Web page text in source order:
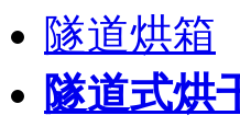
隧道烘箱
隧道式烘